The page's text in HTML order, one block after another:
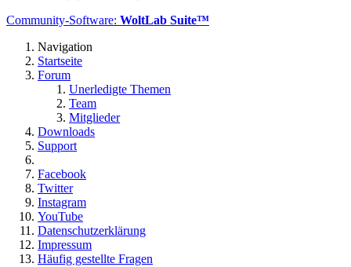
Community-Software: WoltLab Suite™
Navigation
Startseite
Forum
Unerledigte Themen
Team
Mitglieder
Downloads
Support
Facebook
Twitter
Instagram
YouTube
Datenschutzerklärung
Impressum
Häufig gestellte Fragen